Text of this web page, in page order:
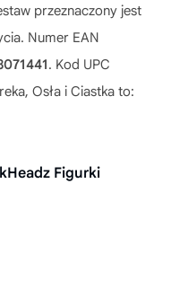
przeznaczony jest
Numer EAN
. Kod UPC
Osła i Ciastka to:
Figurki